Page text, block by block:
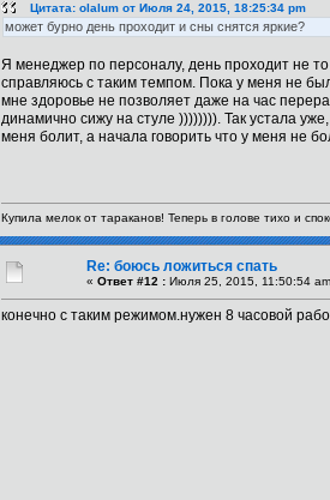
Цитата: olalum от Июля 24, 2015, 18:25:34 pm
может бурно день проходит и сны снятся яркие?
Я менеджер по персоналу, день проходит не
справляюсь с таким темпом. Пока у меня не
мне здоровье не позволяет даже на час
динамично сижу на стуле )))))))). Так устала
меня болит, а начала говорить что у меня не
Купила мелок от тараканов! Теперь в голове тихо и
Re: боюсь ложиться спать
« Ответ #12 : Июля 25, 2015, 11:50:54
конечно с таким режимом.нужен 8 часовой